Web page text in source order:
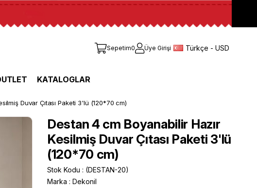
Sepetim0 Üye Girişi Türkçe - USD
KATALOGLAR
Duvar Çıtası Paketi 3'lü (120*70 cm)
Destan 4 cm Boyanabilir Hazır
Kesilmiş Duvar Çıtası Paketi 3'lü
(120*70 cm)
Stok Kodu
(DESTAN-20)
Marka : Dekonil